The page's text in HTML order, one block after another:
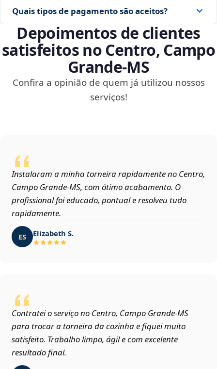
Quais tipos de pagamento são aceitos?
Depoimentos de clientes
satisfeitos no Centro, Campo
Grande‑MS
Confira a opinião de quem já utilizou nossos
serviços!
Instalaram a minha torneira rapidamente no Centro,
Campo Grande‑MS, com ótimo acabamento. O
profissional foi educado, pontual e resolveu tudo
rapidamente.
ES Elizabeth S.
Contratei o serviço no Centro, Campo Grande‑MS
para trocar a torneira da cozinha e fiquei muito
satisfeito. Trabalho limpo, ágil e com excelente
resultado final.